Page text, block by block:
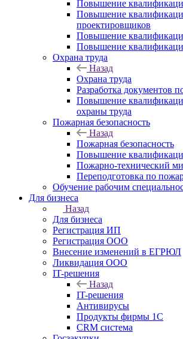
Повышение
Повышение
проектировщиков
Повышение
Повышение
Охрана труда
Назад
Охрана труда
Разработка документов
Повышение
охраны труда
Пожарная безопасность
Назад
Пожарная безопасность
Повышение
Пожарно-технический
Переподготовка по
Обучение рабочим
Для бизнеса
Назад
Для бизнеса
Регистрация ИП
Регистрация ООО
Внесение изменений в ЕГРЮЛ
Ликвидация ООО
IT-решения
Назад
IT-решения
Антивирусы
Продукты фирмы 1C
CRM система